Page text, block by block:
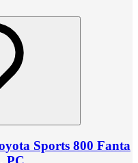
Sports 800 Fanta